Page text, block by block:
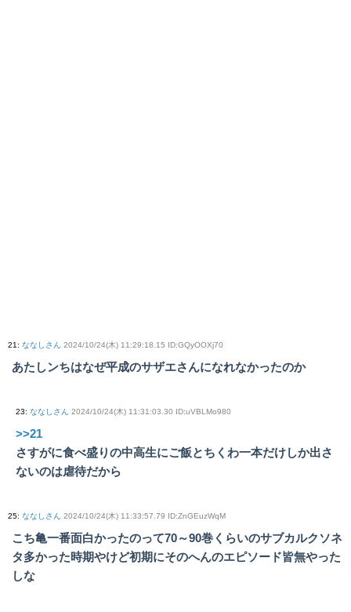
21: ななしさん 2024/10/24(木) 11:29:18.15 ID:GQyOOXj70
あたしンちはなぜ平成のサザエさんになれなかったのか
23: ななしさん 2024/10/24(木) 11:31:03.30 ID:uVBLMo980
>>21
さすがに食べ盛りの中高生にご飯とちくわ一本だけしか出さ
ないのは虐待だから
25: ななしさん 2024/10/24(木) 11:33:57.79 ID:ZnGEuzWqM
こち亀一番面白かったのって70～90巻くらいのサブカルクソネ
タ多かった時期やけど初期にそのへんのエピソード皆無やった
しな